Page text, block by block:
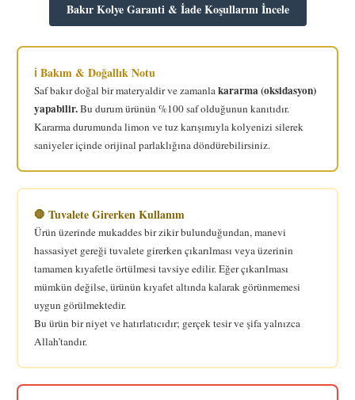
Bakır Kolye Garanti & İade Koşullarını İncele
ℹ️ Bakım & Doğallık Notu
Saf bakır doğal bir materyaldir ve zamanlakararma (oksidasyon)
yapabilir.Bu durum ürünün %100 saf olduğunun kanıtıdır.
Kararma durumunda limon ve tuz karışımıyla kolyenizi silerek
saniyeler içinde orijinal parlaklığına döndürebilirsiniz.
🛑 Tuvalete Girerken Kullanım
Ürün üzerinde mukaddes bir zikir bulunduğundan, manevi
hassasiyet gereği tuvalete girerken çıkarılması veya üzerinin
tamamen kıyafetle örtülmesi tavsiye edilir. Eğer çıkarılması
mümkün değilse, ürünün kıyafet altında kalarak görünmemesi
uygun görülmektedir.
Bu ürün bir niyet ve hatırlatıcıdır; gerçek tesir ve şifa yalnızca
Allah’tandır.